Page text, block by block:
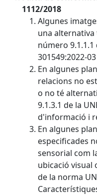
1112/2018
Algunes
una
número 9.1.1.1
301549:2022-
En algunes
relacions no
o no té
9.1.3.1 de la
d'informació i
En algunes
especificades
sensorial com
ubicació visual
de la norma